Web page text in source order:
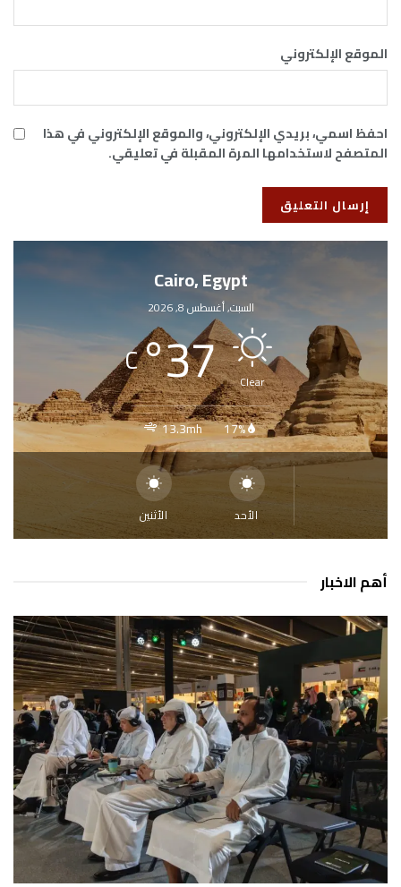
الموقع الإلكتروني
احفظ اسمي، بريدي الإلكتروني، والموقع الإلكتروني في هذا
المتصفح لاستخدامها المرة المقبلة في تعليقي.
Cairo, Egypt
السبت, أغسطس 8, 2026
Clear
37
°
C
17%
13.3mh
الأحد الأثنين
أهم الاخبار